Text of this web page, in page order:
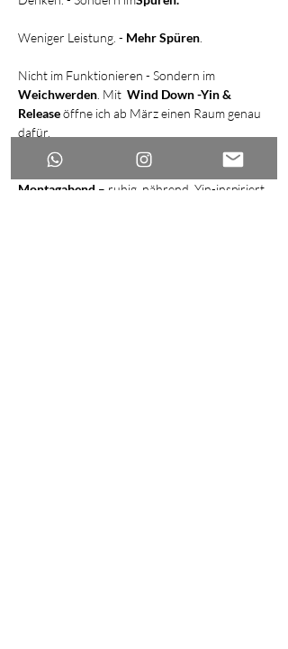
Weniger Leistung. - Mehr Spüren
Nicht im Funktionieren - Sondern im
Weichwerden . Mit Wind Down -Yin &
Release öffne ich ab März einen Raum genau
dafür.
Eine zweiwöchentliche Online Class am
Montagabend – ruhig, nährend, Yin-inspiriert.